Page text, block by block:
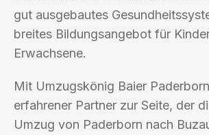
gut ausgebautes
breites Bildungsangebot für
Erwachsene.
Mit Umzugskönig Baier
erfahrener Partner zur Seite, der
Umzug von Paderborn nach